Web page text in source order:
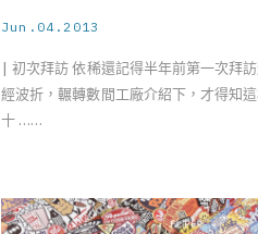
Jun.04.2013
| 初次拜訪 依稀還記得半年前第一次拜
經波折，輾轉數間工廠介紹下，才得知
十 ……